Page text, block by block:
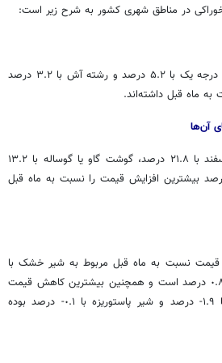
در مناطق شهری کشور به شرح زیر است:
در این گروه، اقلام برنج خارجی درجه یک با ۵.۲ درصد و رشته آش با ٣.٢ درصد
ماه قبل داشته‌اند.
آن‌ها
در این گروه، اقلام گوشت گوسفند با ۲۱.۸ درصد، گوشت گاو یا گوساله با ١٣.٢
١٢.٢ درصد بیشترین افزایش قیمت را نسبت به ماه قبل
قیمت نسبت به ماه قبل مربوط به شیر خشک با
۱.۳ درصد و دوغ پاستوریزه با ٠.٨ درصد است و همچنین بیشترین کاهش قیمت
مربوط به تخم مرغ ماشینی با ١.٩- درصد و شیر پاستوریزه با ٠.١- درصد بوده